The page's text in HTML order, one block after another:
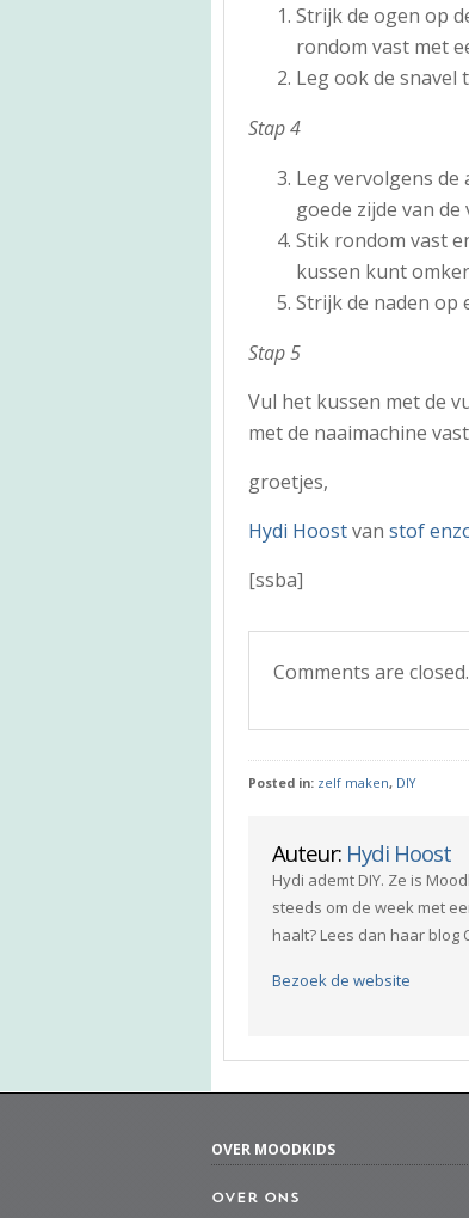
Strijk de ogen op
rondom vast met
Leg ook de snavel
Stap 4
Leg vervolgens
goede zijde van
Stik rondom vast
kussen kunt
Strijk de naden op
Stap 5
Vul het kussen met de
met de naaimachine
groetjes,
Hydi Hoostvan stof
[ssba]
Comments are closed.
Posted in: zelf maken, DIY
Auteur: Hydi Hoost
Hydi ademt DIY. Ze is
steeds om de week met
haalt? Lees dan haar blog
Bezoek de website
OVER MOODKIDS
Over ons